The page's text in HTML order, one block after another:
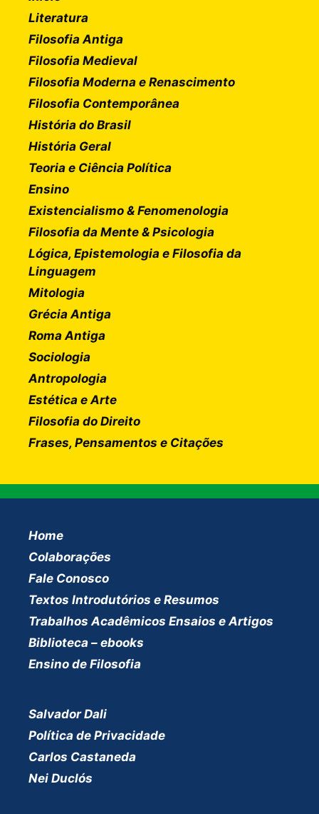
Literatura
Filosofia Antiga
Filosofia Medieval
Filosofia Moderna e Renascimento
Filosofia Contemporânea
História do Brasil
História Geral
Teoria e Ciência Política
Ensino
Existencialismo & Fenomenologia
Filosofia da Mente & Psicologia
Lógica, Epistemologia e Filosofia da
Linguagem
Mitologia
Grécia Antiga
Roma Antiga
Sociologia
Antropologia
Estética e Arte
Filosofia do Direito
Frases, Pensamentos e Citações
Home
Colaborações
Fale Conosco
Textos Introdutórios e Resumos
Trabalhos Acadêmicos Ensaios e Artigos
Biblioteca – ebooks
Ensino de Filosofia
Salvador Dali
Política de Privacidade
Carlos Castaneda
Nei Duclós